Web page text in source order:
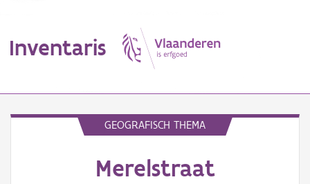
Inventaris
GEOGRAFISCH THEMA
Merelstraat